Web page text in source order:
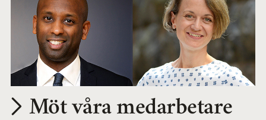
Möt våra medarbetare